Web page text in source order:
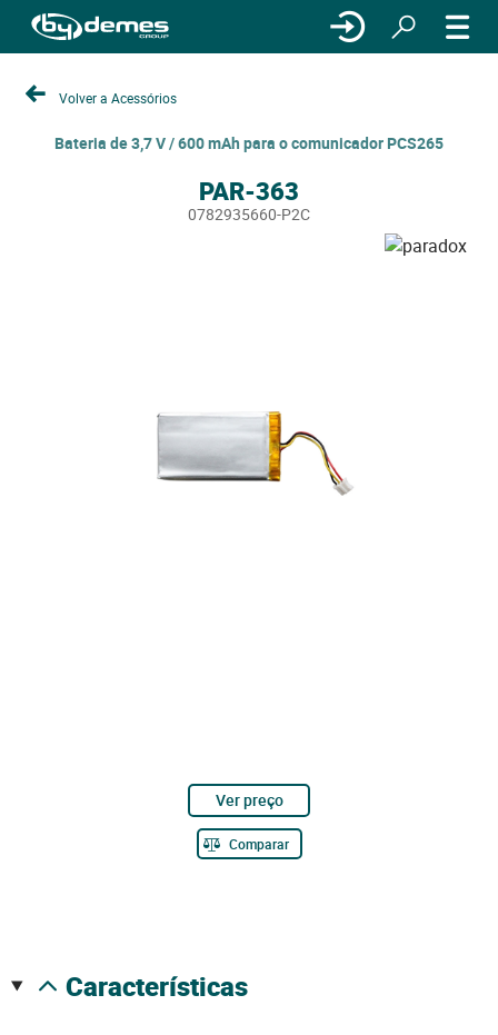
Volver a Acessórios
Bateria de 3,7 V / 600 mAh para o comunicador PCS265
PAR-363
0782935660-P2C
Ver preço
Comparar
características